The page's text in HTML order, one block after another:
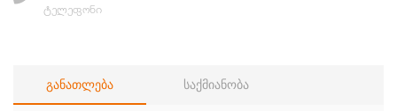
ტელეფონი
განათლება საქმიანობა